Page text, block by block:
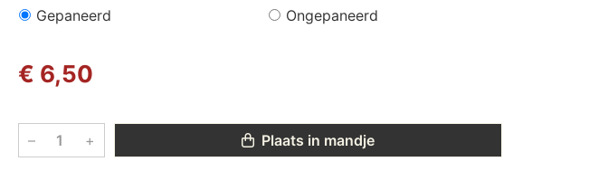
Gepaneerd
Ongepaneerd
€ 6,50
– + Plaats in mandje